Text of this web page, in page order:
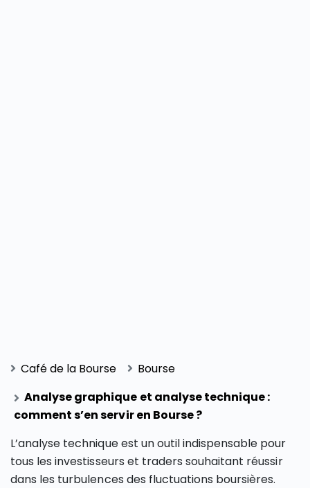
Café de la Bourse
Bourse
Analyse graphique et analyse technique :
comment s’en servir en Bourse ?
L’analyse technique est un outil indispensable pour
tous les investisseurs et traders souhaitant réussir
dans les turbulences des fluctuations boursières.